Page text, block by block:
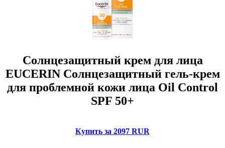
Солнцезащитный крем для лица
EUCERIN Солнцезащитный гель-крем
для проблемной кожи лица Oil Control
SPF 50+
Купить за 2097 RUR